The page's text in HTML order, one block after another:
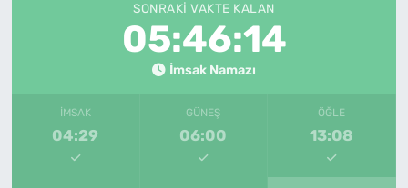
SONRAKI VAKTE KALAN
05:46:14
İmsak Namazı
İMSAK
04:29
GÜNEŞ
06:00
ÖĞLE
13:08